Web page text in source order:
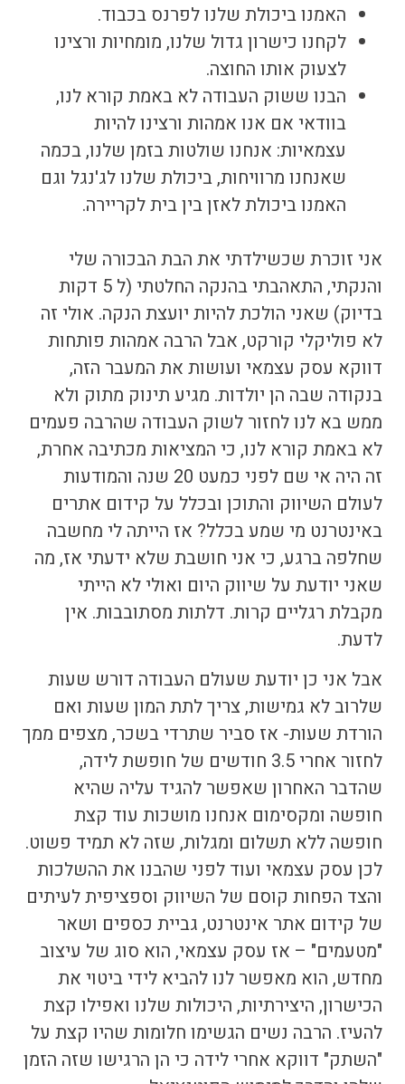
האמנו ביכולת שלנו לפרנס בכבוד.
לקחנו כישרון גדול שלנו, מומחיות ורצינו
לצעוק אותו החוצה.
הבנו ששוק העבודה לא באמת קורא לנו,
בוודאי אם אנו אמהות ורצינו להיות
עצמאיות: אנחנו שולטות בזמן שלנו, בכמה
שאנחנו מרוויחות, ביכולת שלנו לג'נגל וגם
האמנו ביכולת לאזן בין בית לקריירה.
אני זוכרת שכשילדתי את הבת הבכורה שלי
והנקתי, התאהבתי בהנקה החלטתי (ל 5 דקות
בדיוק) שאני הולכת להיות יועצת הנקה. אולי זה
לא פוליקלי קורקט, אבל הרבה אמהות פותחות
דווקא עסק עצמאי ועושות את המעבר הזה,
בנקודה שבה הן יולדות. מגיע תינוק מתוק ולא
ממש בא לנו לחזור לשוק העבודה שהרבה פעמים
לא באמת קורא לנו, כי המציאות מכתיבה אחרת,
זה היה אי שם לפני כמעט 20 שנה והמודעות
לעולם השיווק והתוכן ובכלל על קידום אתרים
באינטרנט מי שמע בכלל? אז הייתה לי מחשבה
שחלפה ברגע, כי אני חושבת שלא ידעתי אז, מה
שאני יודעת על שיווק היום ואולי לא הייתי
מקבלת רגליים קרות. דלתות מסתובבות. אין
לדעת.
אבל אני כן יודעת שעולם העבודה דורש שעות
שלרוב לא גמישות, צריך לתת המון שעות ואם
הורדת שעות- אז סביר שתרדי בשכר, מצפים ממך
לחזור אחרי 3.5 חודשים של חופשת לידה,
שהדבר האחרון שאפשר להגיד עליה שהיא
חופשה ומקסימום אנחנו מושכות עוד קצת
חופשה ללא תשלום ומגלות, שזה לא תמיד פשוט.
לכן עסק עצמאי ועוד לפני שהבנו את ההשלכות
והצד הפחות קוסם של השיווק וספציפית לעיתים
של קידום אתר אינטרנט, גביית כספים ושאר
"מטעמים" – אז עסק עצמאי, הוא סוג של עיצוב
מחדש, הוא מאפשר לנו להביא לידי ביטוי את
הכישרון, היצירתיות, היכולות שלנו ואפילו קצת
להעיז. הרבה נשים הגשימו חלומות שהיו קצת על
"השתק" דווקא אחרי לידה כי הן הרגישו שזה הזמן